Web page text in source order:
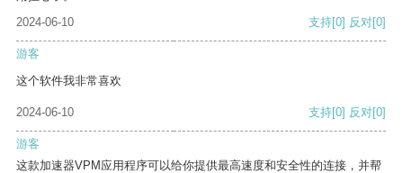
2024-06-10
支持[0] 反对[0]
游客
这个软件我非常喜欢
2024-06-10 支持[0] 反对[0]
游客
这款加速器VPM应用程序可以给你提供最高速度和安全性的连接，并帮